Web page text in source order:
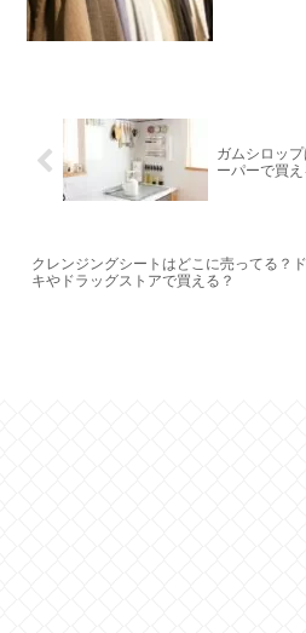
ガムシロッ
ーパーで買え
クレンジングシートはどこに売ってる？
キやドラッグストアで買える？